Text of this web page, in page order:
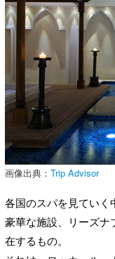
画像出典： Trip Advisor
各国のスパを見ていく
豪華な施設、リーズナ
在するもの。